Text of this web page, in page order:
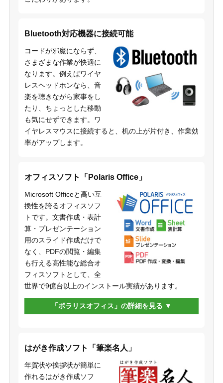
Bluetooth対応機器に接続可能
コードが邪魔にならず、
さまざまな作業が快適に
なります。例えばワイヤ
レスヘッドホンなら、音
楽を聴きながら家事をし
たり、ちょっとした移動
も気にせずできます。ワ
イヤレスマウスに接続すると、机の上が片付き、作業効
率がアップします。
オフィスソフト「Polaris Office」
Microsoft Officeと高い互
換性を誇るオフィスソフ
トです。文書作成・表計
算・プレゼンテーション
用のスライド作成だけで
なく、PDFの閲覧・編集
も行える高性能な総合オ
フィスソフトとして、全
世界で9億台以上のインストール実績があります。
「ポラリスオフィス」の詳細を見る
はがき作成ソフト「筆楽名人」
年賀状や挨拶状が簡単に
作れるはがき作成ソフ